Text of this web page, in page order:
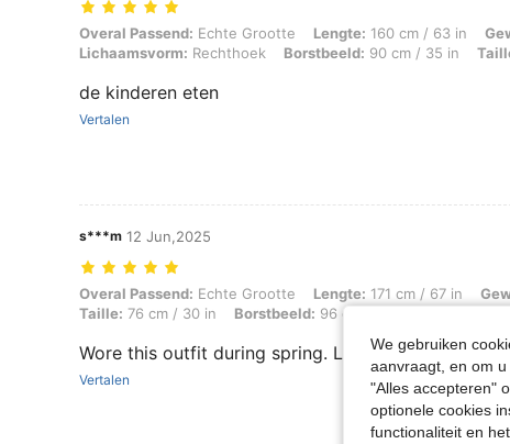
Overal Passend: Echte Grootte, Lengte: 160 cm / 63 in, Gewicht: 52
Overal Passend: Echte Grootte Lengte: 160 cm / 63 in
Lichaamsvorm: Rechthoek Borstbeeld: 90 cm / 35 in
de kinderen eten
Vertalen
s***m 12 Jun,2025
Overal Passend: Echte Grootte, Lengte: 171 cm / 67 in, Gewicht: 66
Overal Passend: Echte Grootte Lengte: 171 cm / 67 in
Taille: 76 cm / 30 in Borstbeeld: 96 cm / 38 in
Wore this outfit during spring. Loved the color
Vertalen
We gebruiken
aanvraagt, en om
"Alles accepteren"
optionele cookies
functionaliteit en